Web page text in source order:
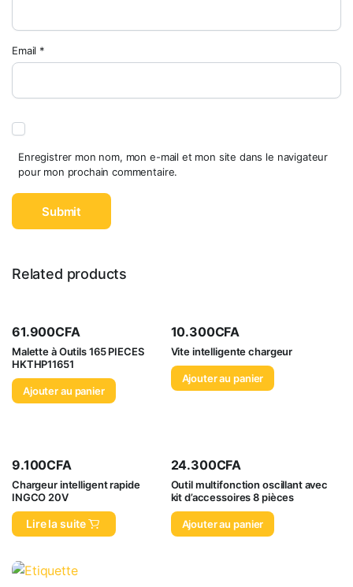
Email *
Enregistrer mon nom, mon e-mail et mon site dans le navigateur
pour mon prochain commentaire.
Related products
61.900CFA
Malette à Outils 165 PIECES
HKTHP11651
Ajouter au panier
10.300CFA
Vite intelligente chargeur
Ajouter au panier
9.100CFA
Chargeur intelligent rapide
INGCO 20V
Lire la suite
24.300CFA
Outil multifonction oscillant avec
kit d’accessoires 8 pièces
Ajouter au panier